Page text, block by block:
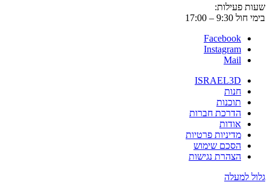
שעות פעילות:
בימי חול 9:30 – 17:00
Facebook
Instagram
Mail
ISRAEL3D
חנות
תוכנות
הדרכת חברות
אודות
מדיניות פרטיות
הסכם שימוש
הצהרת נגישות
גלול למעלה